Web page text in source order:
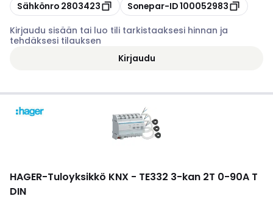
Kopioi
Sähkönro 2803423 Kopioi
Sonepar-ID100052983
Kirjaudu sisään tai luo tili tarkistaaksesi hinnan ja
tehdäksesi tilauksen
Kirjaudu
HAGER-Tuloyksikkö KNX - TE332 3-kan 2T 0-90A T
DIN